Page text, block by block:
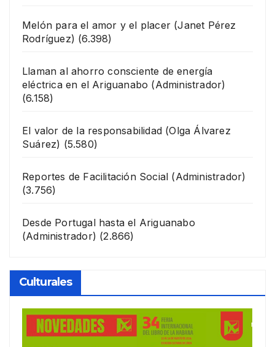
Melón para el amor y el placer (Janet Pérez
Rodríguez) (6.398)
Llaman al ahorro consciente de energía
eléctrica en el Ariguanabo (Administrador)
(6.158)
El valor de la responsabilidad (Olga Álvarez
Suárez) (5.580)
Reportes de Facilitación Social (Administrador)
(3.756)
Desde Portugal hasta el Ariguanabo
(Administrador) (2.866)
Culturales